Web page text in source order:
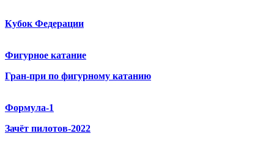
Кубок Федерации
Фигурное катание
Гран-при по фигурному катанию
Формула-1
Зачёт пилотов-2022